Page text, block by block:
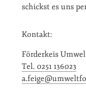
schickst es uns
Kontakt:
Förderkeis
Tel. 0251 136023